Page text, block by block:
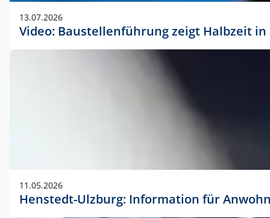
13.07.2026
Video: Baustellenführung zeigt Halbzeit
11.05.2026
Henstedt-Ulzburg: Information für